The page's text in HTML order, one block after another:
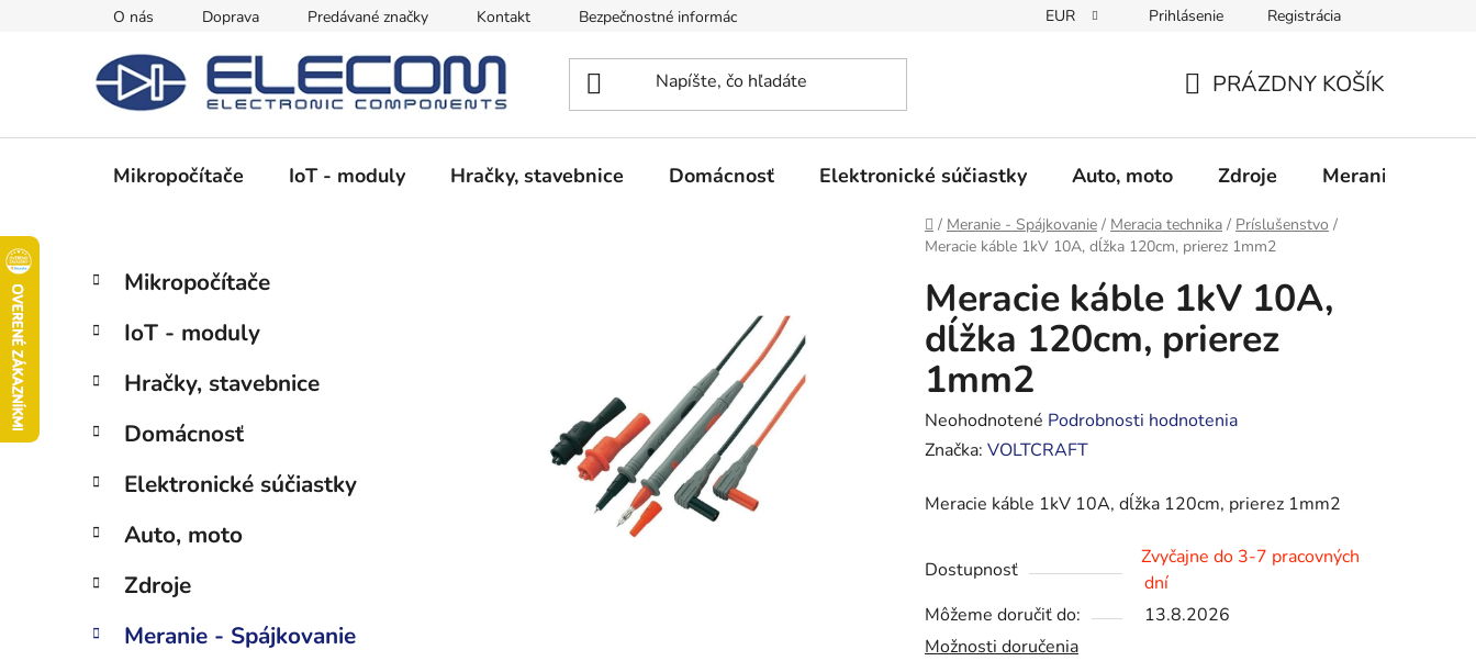
O nás Doprava Predávané značky Kontakt Bezpečnostné informácie Obchodné podmienky Podmienky ochrany osobných údajov
EUR Prihlásenie Registrácia
KOŠÍK
PRÁZDNY KOŠÍK
Mikropočítače IoT - moduly Hračky, stavebnice Domácnosť Elektronické súčiastky Auto, moto Zdroje Meranie -
Domov
/ Meranie - Spájkovanie / Meracia technika / Príslušenstvo /
Meracie káble 1kV 10A, dĺžka 120cm, prierez 1mm2
B
č
ý
a
n
e
l
Preskočiť
kategórie
K
a
e
ó
i
Mikropočítače
IoT - moduly
Hračky, stavebnice
Domácnosť
Elektronické súčiastky
Auto, moto
Zdroje
Meranie - Spájkovanie
Meracie káble 1kV 10A,
dĺžka 120cm, prierez
1mm2
Priemerné
hodnotenie
je
z
hviezdičiek.
Neohodnotené Podrobnosti hodnotenia
Značka: VOLTCRAFT
Meracie káble 1kV 10A, dĺžka 120cm, prierez 1mm2
Dostupnosť
Zvyčajne do 3-7 pracovných
dní
Môžeme doručiť do:
13.8.2026
Možnosti doručenia